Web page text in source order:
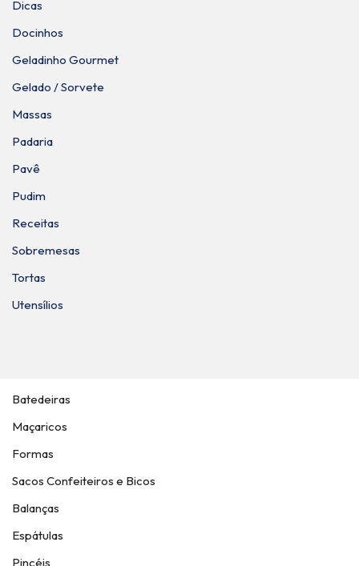
Dicas
Docinhos
Geladinho Gourmet
Gelado / Sorvete
Massas
Padaria
Pavê
Pudim
Receitas
Sobremesas
Tortas
Utensílios
Batedeiras
Maçaricos
Formas
Sacos Confeiteiros e Bicos
Balanças
Espátulas
Pincéis